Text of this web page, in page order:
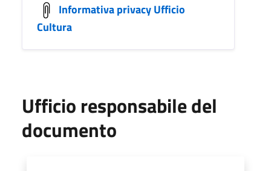
Informativa privacy Ufficio
Cultura
Ufficio responsabile del
documento